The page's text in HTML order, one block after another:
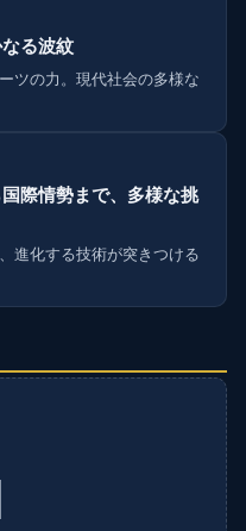
る波紋
ツの力。現代社会の多様な
際情勢まで、多様な挑
進化する技術が突きつける